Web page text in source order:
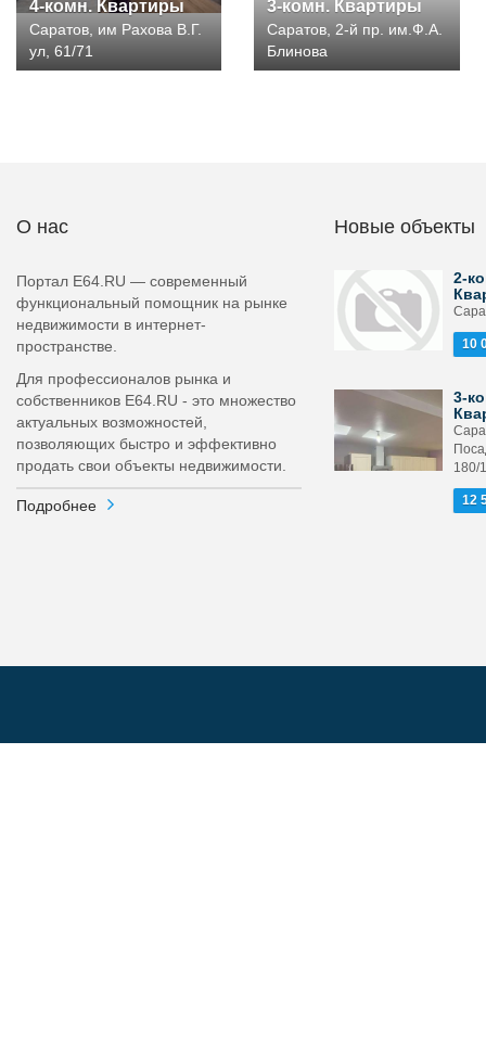
4-комн. Квартиры
Саратов, им Рахова В.Г.
ул, 61/71
3-комн. Квартиры
Саратов, 2-й пр. им.Ф.А.
Блинова
О нас
Портал E64.RU — современный
функциональный помощник на рынке
недвижимости в интернет-
пространстве.
Для профессионалов рынка и
собственников E64.RU - это множество
актуальных возможностей,
позволяющих быстро и эффективно
продать свои объекты недвижимости.
Подробнее
Новые объекты
2-
10
3-
180/
12